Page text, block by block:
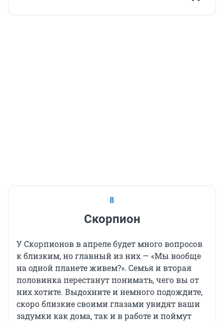
8
Скорпион
У Скорпионов в апреле будет много вопросов
к близким, но главный из них — «Мы вообще
на одной планете живем?». Семья и вторая
половинка перестанут понимать, чего вы от
них хотите. Выдохните и немного подождите,
скоро близкие своими глазами увидят ваши
задумки как дома, так и в работе и поймут